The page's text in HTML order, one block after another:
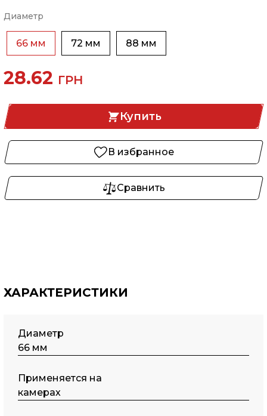
Диаметр
66 мм 72 мм 88 мм
28.62 ГРН
Купить
В избранное
Сравнить
ХАРАКТЕРИСТИКИ
Диаметр
66 мм
Применяется на
камерах